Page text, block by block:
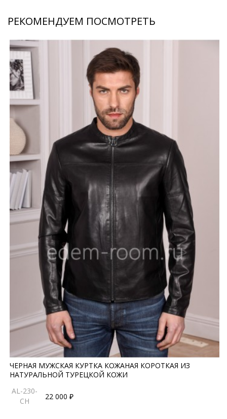
РЕКОМЕНДУЕМ ПОСМОТРЕТЬ
ЧЕРНАЯ МУЖСКАЯ КУРТКА КОЖАНАЯ КОРОТКАЯ ИЗ
НАТУРАЛЬНОЙ ТУРЕЦКОЙ КОЖИ
AL-230-
CH
22 000 ₽